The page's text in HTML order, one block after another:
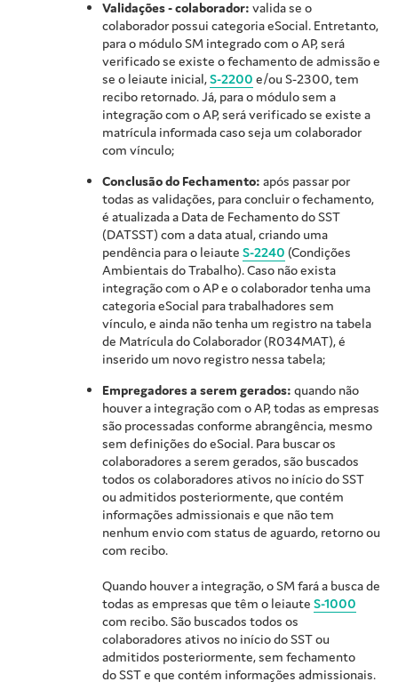
Validações - colaborador: valida se o
colaborador possui categoria eSocial. Entretanto,
para o módulo SM integrado com o AP, será
verificado se existe o fechamento de admissão e
se o leiaute inicial,S-2200 e/ou S-2300, tem
recibo retornado. Já, para o módulo sem a
integração com o AP, será verificado se existe a
matrícula informada caso seja um colaborador
com vínculo;
Conclusão do Fechamento: após passar por
todas as validações, para concluir o fechamento,
é atualizada a Data de Fechamento do SST
(DATSST) com a data atual, criando uma
pendência para o leiaute S-2240 (Condições
Ambientais do Trabalho). Caso não exista
integração com o AP e o colaborador tenha uma
categoria eSocial para trabalhadores sem
vínculo, e ainda não tenha um registro na tabela
de Matrícula do Colaborador (R034MAT), é
inserido um novo registro nessa tabela;
Empregadores a serem gerados: quando não
houver a integração com o AP, todas as empresas
são processadas conforme abrangência, mesmo
sem definições do eSocial. Para buscar os
colaboradores a serem gerados, são buscados
todos os colaboradores ativos no início do SST
ou admitidos posteriormente, que contém
informações admissionais e que não tem
nenhum envio com status de aguardo, retorno ou
com recibo.
Quando houver a integração, o SM fará a busca de
todas as empresas que têm o leiaute S-1000
com recibo. São buscados todos os
colaboradores ativos no início do SST ou
admitidos posteriormente, sem fechamento
do SST e que contém informações admissionais.